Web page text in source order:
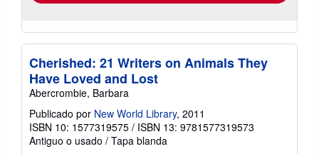
Cherished: 21 Writers on Animals They
Have Loved and Lost
Abercrombie, Barbara
Publicado por New World Library, 2011
ISBN 10: 1577319575 / ISBN 13: 9781577319573
Antiguo o usado / Tapa blanda